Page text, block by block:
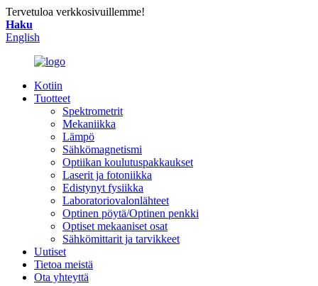
Tervetuloa verkkosivuillemme!
Haku
English
Kotiin
Tuotteet
Spektrometrit
Mekaniikka
Lämpö
Sähkömagnetismi
Optiikan koulutuspakkaukset
Laserit ja fotoniikka
Edistynyt fysiikka
Laboratoriovalonlähteet
Optinen pöytä/Optinen penkki
Optiset mekaaniset osat
Sähkömittarit ja tarvikkeet
Uutiset
Tietoa meistä
Ota yhteyttä